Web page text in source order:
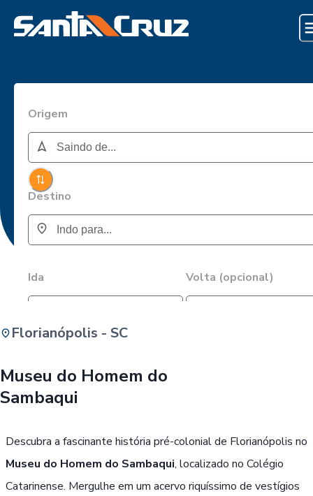
Origem
Destino
Ida Volta (opcional)
Florianópolis - SC
Museu do Homem do
Sambaqui
Descubra a fascinante história pré-colonial de Florianópolis no
Museu do Homem do Sambaqui, localizado no Colégio
Catarinense. Mergulhe em um acervo riquíssimo de vestígios